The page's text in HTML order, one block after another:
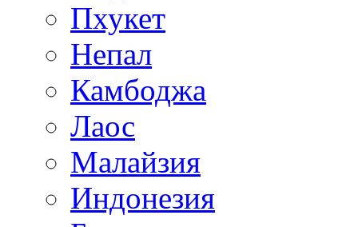
Пхукет
Непал
Камбоджа
Лаос
Малайзия
Индонезия